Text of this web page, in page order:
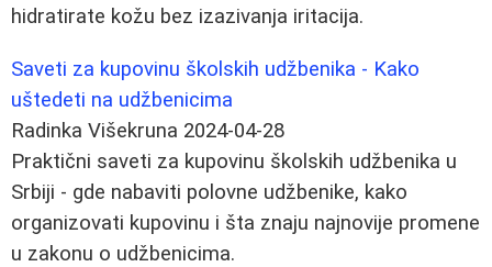
hidratirate kožu bez izazivanja iritacija.
Saveti za kupovinu školskih udžbenika - Kako
uštedeti na udžbenicima
Radinka Višekruna 2024-04-28
Praktični saveti za kupovinu školskih udžbenika u
Srbiji - gde nabaviti polovne udžbenike, kako
organizovati kupovinu i šta znaju najnovije promene
u zakonu o udžbenicima.